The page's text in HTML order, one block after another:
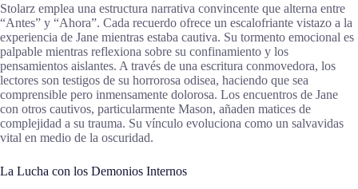
Stolarz emplea una estructura narrativa convincente que alterna entre
“Antes” y “Ahora”. Cada recuerdo ofrece un escalofriante vistazo a la
experiencia de Jane mientras estaba cautiva. Su tormento emocional es
palpable mientras reflexiona sobre su confinamiento y los
pensamientos aislantes. A través de una escritura conmovedora, los
lectores son testigos de su horrorosa odisea, haciendo que sea
comprensible pero inmensamente dolorosa. Los encuentros de Jane
con otros cautivos, particularmente Mason, añaden matices de
complejidad a su trauma. Su vínculo evoluciona como un salvavidas
vital en medio de la oscuridad.
La Lucha con los Demonios Internos